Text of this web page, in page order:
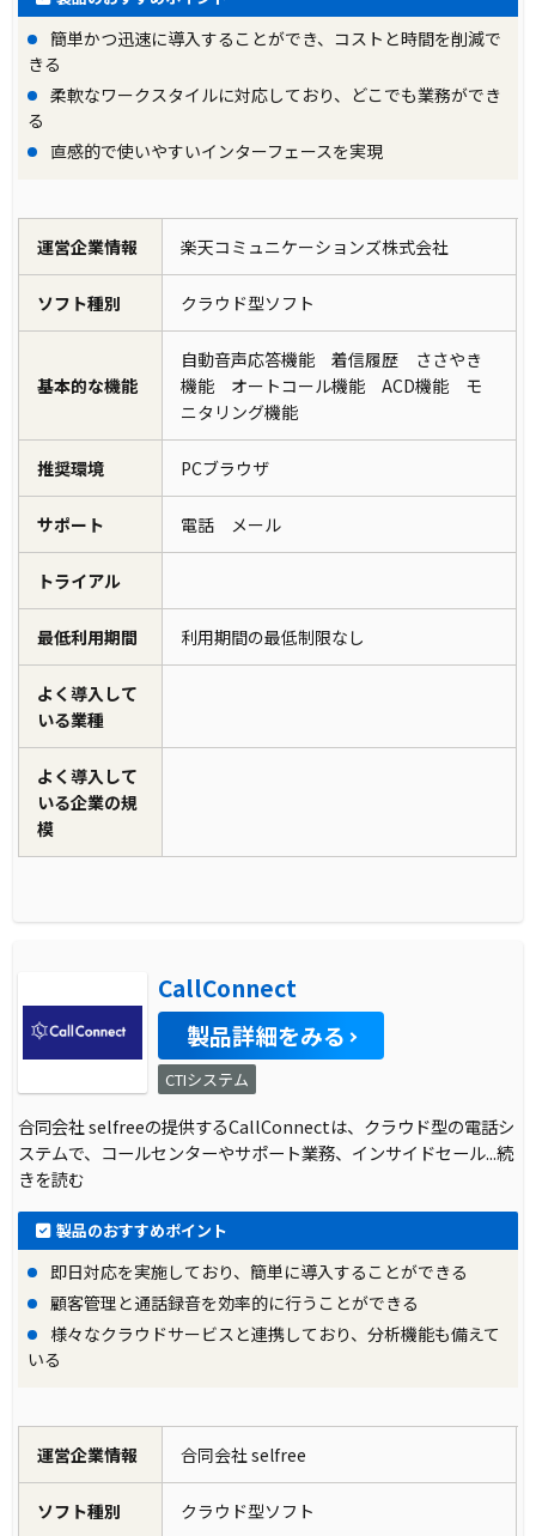
簡単かつ迅速に導入することができ、コストと時間を削減で
きる
柔軟なワークスタイルに対応しており、どこでも業務ができ
る
直感的で使いやすいインターフェースを実現
運営企業情報 楽天コミュニケーションズ株式会社
ソフト種別 クラウド型ソフト
基本的な機能
自動音声応答機能 着信履歴 ささやき
機能 オートコール機能 ACD機能 モ
ニタリング機能
推奨環境 PCブラウザ
サポート 電話 メール
トライアル
最低利用期間 利用期間の最低制限なし
よく導入して
いる業種
よく導入して
いる企業の規
模
CallConnect
製品詳細をみる
CTIシステム
合同会社 selfreeの提供するCallConnectは、クラウド型の電話シ
ステムで、コールセンターやサポート業務、インサイドセール...続
きを読む
製品のおすすめポイント
即日対応を実施しており、簡単に導入することができる
顧客管理と通話録音を効率的に行うことができる
様々なクラウドサービスと連携しており、分析機能も備えて
いる
運営企業情報 合同会社 selfree
ソフト種別 クラウド型ソフト